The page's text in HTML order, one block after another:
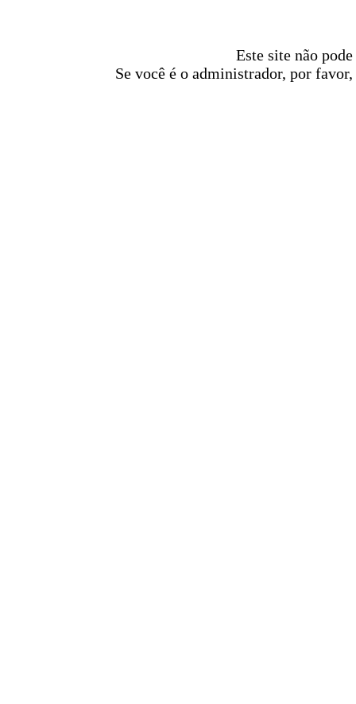
Este site não
Se você é o administrador, por